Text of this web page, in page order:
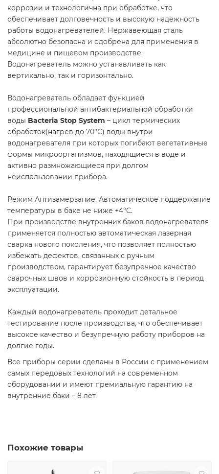
коррозии и технологична при обработке, что
обеспечивает долговечность и высокую надежность
работы водонагревателей. Нержавеющая сталь
абсолютно безопасна и одобрена для применения в
медицине и пищевом производстве.
Водонагреватель можно устанавливать как
вертикально, так и горизонтально.
Водонагреватель обладает функцией
профессиональной антибактериальной обработки
воды Bacteria Stop System – цикл термических
обработок(нагрев до 70°С) воды внутри
водонагревателя при которых погибают вегетативные
формы микроорганизмов, находящиеся в воде и
активно размножающиеся при долгом
неиспользовании прибора.
Режим Антизамерзание. Автоматическое поддержание
температуры в баке не ниже +4°С.
При производстве внутренних баков водонагревателя
применяется полностью автоматическая лазерная
сварка нового поколения, что позволяет полностью
избежать дефектов, связанных с ручным
производством, гарантирует безупречное качество
сварочных швов и коррозионную стойкость в период
эксплуатации.
Каждый водонагреватель проходит детальное
тестирование после производства, что обеспечивает
высокое качество и безупречную работу приборов на
долгие годы.
Все приборы серии сделаны в России с применением
самых передовых технологий на современном
оборудовании и имеют премиальную гарантию на
внутренние баки – 8 лет.
Похожие товары